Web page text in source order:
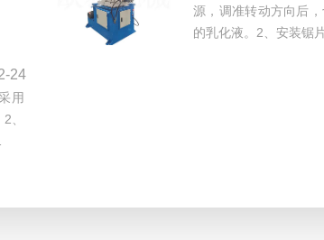
源，调准转动方向后
的乳化液。2、安装锯
24
用
、